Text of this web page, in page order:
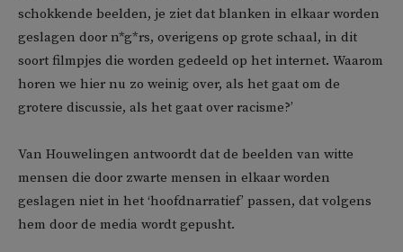
schokkende beelden, je ziet dat blanken in elkaar worden
geslagen door n*g*rs, overigens op grote schaal, in dit
soort filmpjes die worden gedeeld op het internet. Waarom
horen we hier nu zo weinig over, als het gaat om de
grotere discussie, als het gaat over racisme?’
Van Houwelingen antwoordt dat de beelden van witte
mensen die door zwarte mensen in elkaar worden
geslagen niet in het ‘hoofdnarratief’ passen, dat volgens
hem door de media wordt gepusht.